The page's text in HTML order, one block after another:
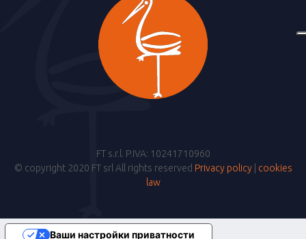
FT s.r.l. P.IVA: 10241710960
© copyright 2020 FT srl All rights reserved Privacy policy| cookies
law
Ваши настройки приватности